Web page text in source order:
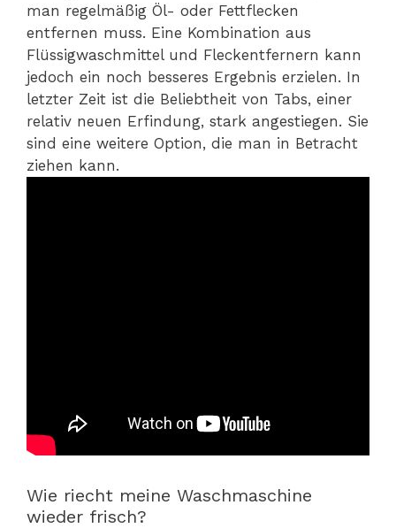
man regelmäßig Öl- oder Fettflecken
entfernen muss. Eine Kombination aus
Flüssigwaschmittel und Fleckentfernern kann
jedoch ein noch besseres Ergebnis erzielen. In
letzter Zeit ist die Beliebtheit von Tabs, einer
relativ neuen Erfindung, stark angestiegen. Sie
sind eine weitere Option, die man in Betracht
ziehen kann.
Wie riecht meine Waschmaschine
wieder frisch?